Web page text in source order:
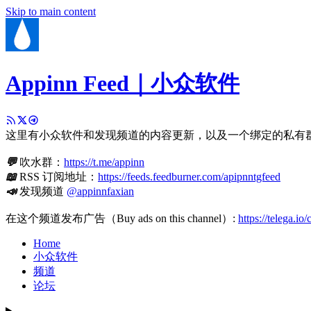
Skip to main content
Appinn Feed｜小众软件
这里有小众软件和发现频道的内容更新，以及一个绑定的私有
💬吹水群： https://t.me/appinn
📖RSS 订阅地址： https://feeds.feedburner.com/apipnntgfeed
📣发现频道 @appinnfaxian
在这个频道发布广告（Buy ads on this channel）: https://telega.io/
Home
小众软件
频道
论坛